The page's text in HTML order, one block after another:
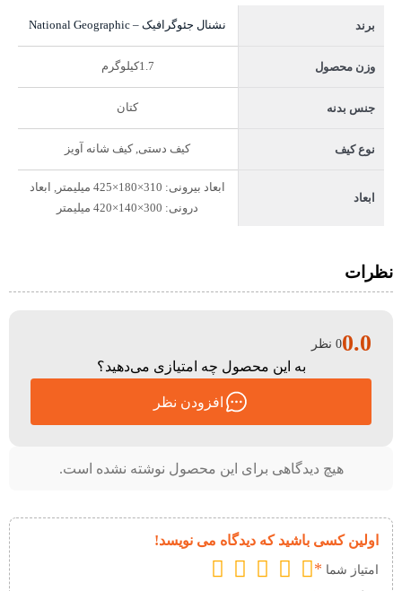
برند نشنال جئوگرافیک – National Geographic
وزن محصول 1.7کیلوگرم
جنس بدنه کتان
نوع کیف کیف دستی, کیف شانه آویز
ابعاد
ابعاد بیرونی: 310×180×425 میلیمتر, ابعاد
درونی: 300×140×420 میلیمتر
نظرات
هیچ دیدگاهی برای این محصول نوشته نشده است.
اولین کسی باشید که دیدگاه می نویسد!
امتیاز شما *
0.00 نظر
به این محصول چه امتیازی می‌دهید؟
افزودن نظر